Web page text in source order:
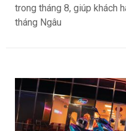
trong tháng 8, giúp khách
tháng Ngâu